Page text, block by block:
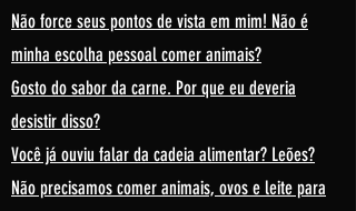
Não force seus pontos de vista em mim! Não é
minha escolha pessoal comer animais?
Gosto do sabor da carne. Por que eu deveria
desistir disso?
Você já ouviu falar da cadeia alimentar? Leões?
Não precisamos comer animais, ovos e leite para